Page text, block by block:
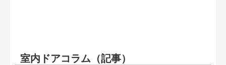
室内ドアコラム（記事）